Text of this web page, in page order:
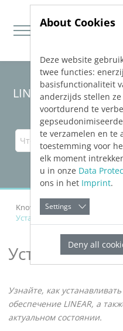
Jump directly to main
Jump directly to content
LINEAR Solutions
Knowledge Base Revit
Установка и настройка
Установка и
Узнайте, как
обеспечение LINEAR, а
актуальном состоянии.
About Cookies
Deze website
twee functies:
basisfunctionaliteit
anderzijds stellen
voortdurend te
te verzamelen en te
toestemming voor
elk moment
u in onze Data
ons in het Imprint.
Settings
Deny all